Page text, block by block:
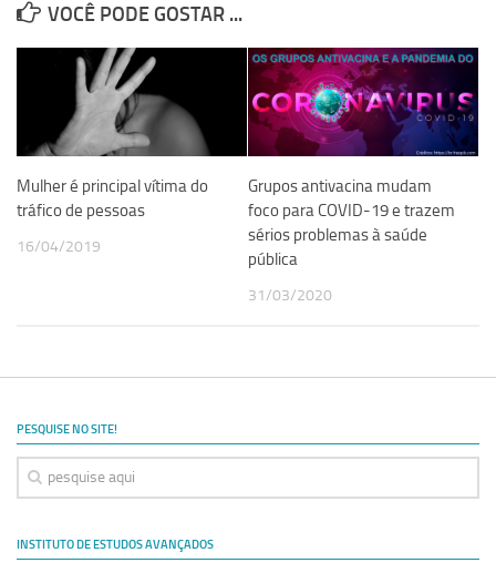
VOCÊ PODE GOSTAR ...
Mulher é principal vítima do
tráfico de pessoas
16/04/2019
Grupos antivacina mudam
foco para COVID-19 e trazem
sérios problemas à saúde
pública
31/03/2020
PESQUISE NO SITE!
INSTITUTO DE ESTUDOS AVANÇADOS